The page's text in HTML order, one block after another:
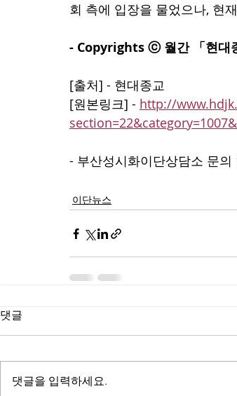
회 측에 입장을 물었으나, 현
- Copyrights ⓒ 월간 「현대
[출처] - 현대종교
[원본링크] - http://
- 부산성시화이단상담소 문
이단뉴스
댓글
댓글을 입력하세요.